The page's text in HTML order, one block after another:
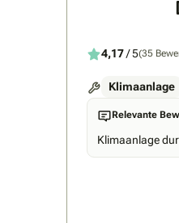
4,17/ 5(35
Klimaanlage
Relevante
Klimaanlage